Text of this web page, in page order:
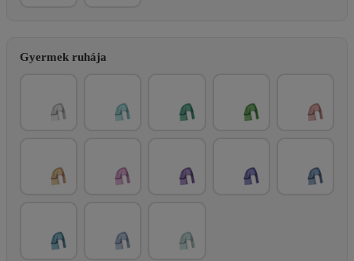
Gyermek ruhája